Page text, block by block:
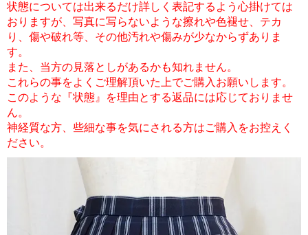
状態については出来るだけ詳しく表記するよう心掛けては
おりますが、写真に写らないような擦れや色褪せ、テカ
り、傷や破れ等、その他汚れや傷みが少なからずありま
す。
また、当方の見落としがあるかも知れません。
これらの事をよくご理解頂いた上でご購入お願いします。
このような『状態』を理由とする返品には応じておりませ
ん。
神経質な方、些細な事を気にされる方はご購入をお控えく
ださい。